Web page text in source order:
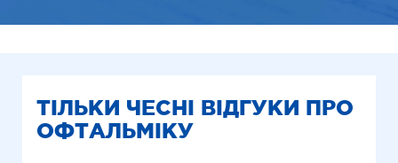
ТІЛЬКИ ЧЕСНІ ВІДГУКИ ПРО
ОФТАЛЬМІКУ